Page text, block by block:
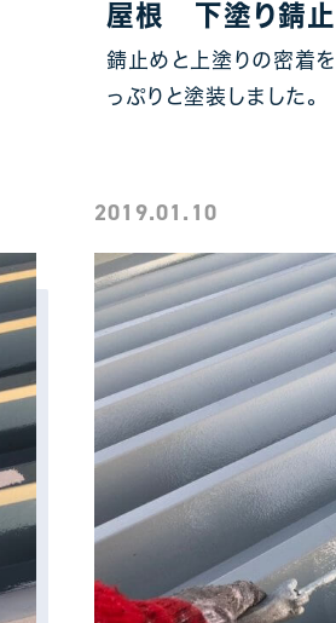
屋根 下塗り錆
錆止めと上塗りの密着
っぷりと塗装しました。
2019.01.10